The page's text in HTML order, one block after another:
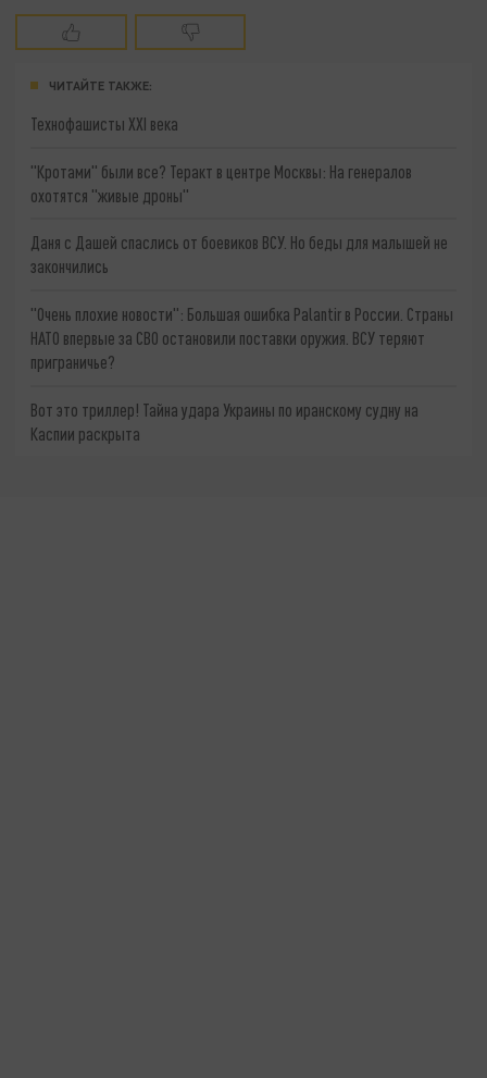
ЧИТАЙТЕ ТАКЖЕ:
Технофашисты XXI века
"Кротами" были все? Теракт в центре Москвы: На генералов
охотятся "живые дроны"
Даня с Дашей спаслись от боевиков ВСУ. Но беды для малышей не
закончились
"Очень плохие новости": Большая ошибка Palantir в России. Страны
НАТО впервые за СВО остановили поставки оружия. ВСУ теряют
приграничье?
Вот это триллер! Тайна удара Украины по иранскому судну на
Каспии раскрыта